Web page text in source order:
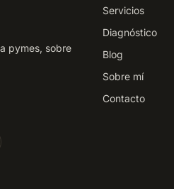
pymes, sobre
Servicios
Diagnóstico
Blog
Sobre mí
Contacto